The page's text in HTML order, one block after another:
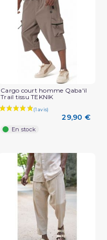
Cargo court homme Qaba'il
Trail tissu TEKNIK
29,90 €
En stock